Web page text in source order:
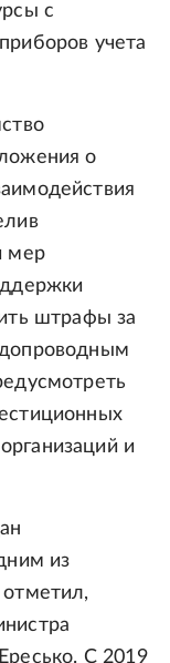
с
учета
о
мер
штрафы за
и
из
С 2019